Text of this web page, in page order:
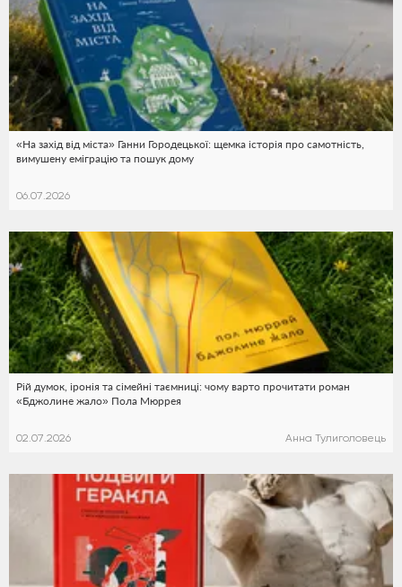
«На захід від міста» Ганни Городецької: щемка історія про самотність,
вимушену еміграцію та пошук дому
06.07.2026
Рій думок, іронія та сімейні таємниці: чому варто прочитати роман
«Бджолине жало» Пола Мюррея
02.07.2026 Анна Тулиголовець